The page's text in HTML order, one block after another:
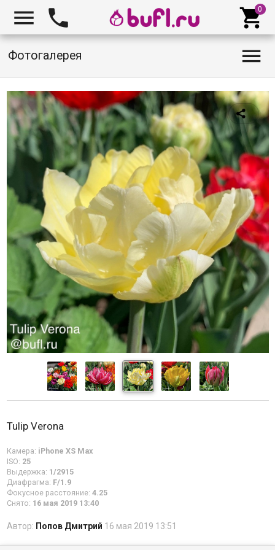
  
Фотогалерея 
Tulip Verona
Камера: iPhone XS Max
ISO: 25
Выдержка: 1/2915
Диафрагма: F/1.9
Фокусное расстояние: 4.25
Снято: 16 мая 2019 13:40
Автор: Попов Дмитрий 16 мая 2019 13:51